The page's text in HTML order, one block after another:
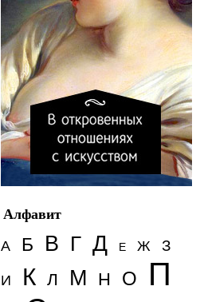
Алфавит
А
Б В Г Д Е Ж З
И К Л М Н О П